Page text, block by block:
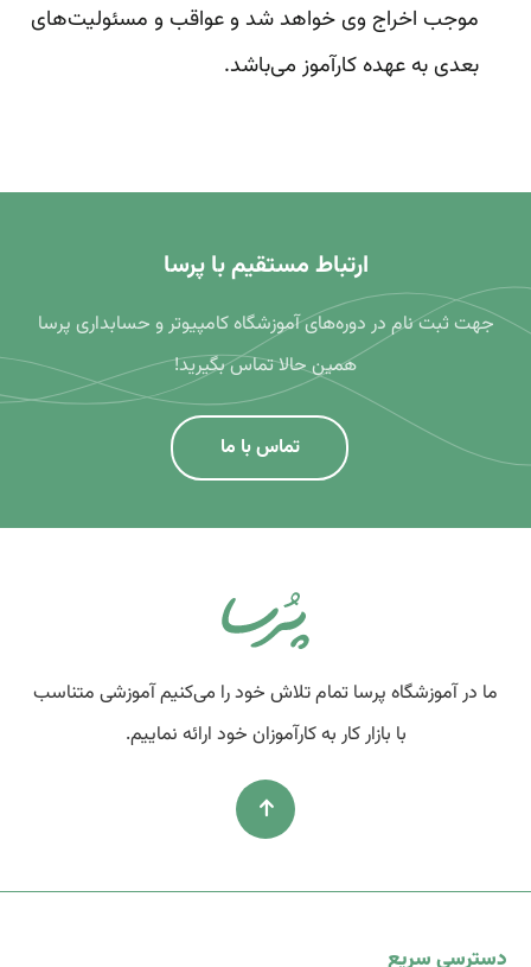
موجب اخراج وی خواهد شد و عواقب و مسئولیت‌های
بعدی به عهده کارآموز می‌باشد.
ارتباط مستقیم با پرسا
جهت ثبت نام در دوره‌های آموزشگاه کامپیوتر و حسابداری پرسا
همین حالا تماس بگیرید!
تماس با ما
ما در آموزشگاه پرسا تمام تلاش خود را می‌کنیم آموزشی متناسب
با بازار کار به کارآموزان خود ارائه نماییم.
دسترسی سریع